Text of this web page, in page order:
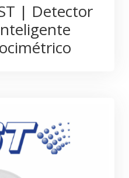
| Detector